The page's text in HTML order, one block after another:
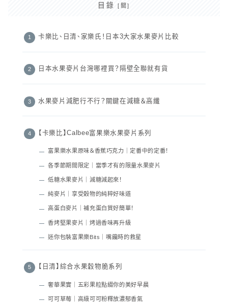
目錄
卡樂比、日清、家樂氏！日本3大家水果麥片比較
日本水果麥片台灣哪裡買？隔壁全聯就有貨
水果麥片減肥行不行？關鍵在減糖＆高纖
【卡樂比】Calbee富果樂水果麥片系列
富果樂水果原味＆香蕉巧克力｜定番中的定番！
各季節期間限定｜當季才有的限量水果麥片
低糖水果麥片｜減糖減起來！
純麥片｜享受穀物的純粹好味道
高蛋白麥片｜補充蛋白質好簡單！
香烤堅果麥片｜烤過香味再升級
迷你包裝富果樂Bits｜嘴饞時的救星
【日清】綜合水果穀物脆系列
奢華果實｜五彩果粒點綴你的美好早晨
可可草莓｜高級可可粉釋放濃郁香氣